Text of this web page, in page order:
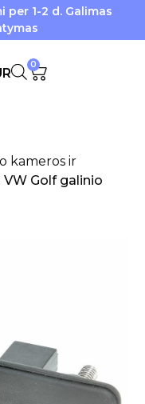
1-2 d. Galimas
0
kameros ir
VW Golf galinio